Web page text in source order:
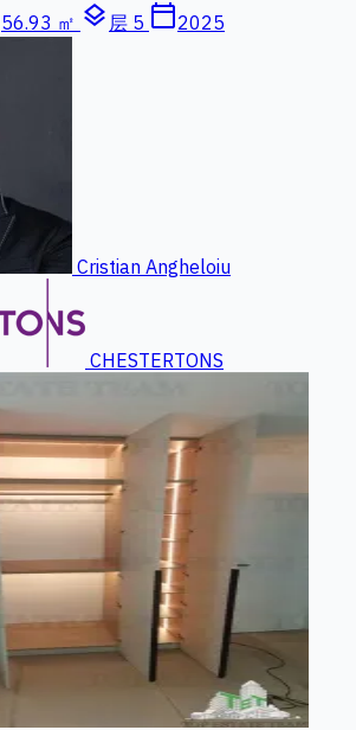
56.93 ㎡ layers 层 5 calendar_today2025
Cristian Angheloiu
CHESTERTONS